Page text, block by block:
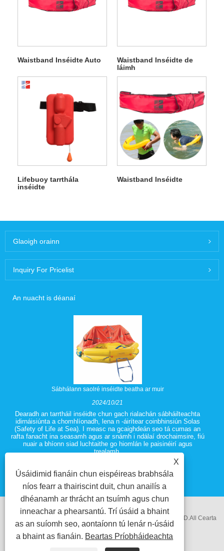
Waistband Inséidte Auto
Waistband Inséidte de
láimh
Lifebuoy tarrthála
inséidte
Waistband Inséidte
Glaoigh orainn
Inquiry For Pricelist
An nuacht is déanaí
Sábhálann saolré inséidte beatha ar muir
2024/10/21
Dearadh an tarrtháil inséidte chun gach rialachán sábháilteachta
idirnáisiúnta a chomhlíonadh, lena n -áirítear coinbhinsiún Solas
(Safety of Life at Sea). I measc na gcaighdeán seo tá cumas an
rafta fanacht ina seasamh agus ar snámh i ndálaí drochaimsire, fiú
nuair a bhíonn siad luchtaithe go hiomlán le paisinéirí agus
trealamh.
Cóipcheart @ 2018 Ningbo Zhenhua Trealamh Leictreach Co.LTD.All Cearta
ar cosaint.
X
Úsáidimid fianáin chun eispéireas brabhsála
níos fearr a thairiscint duit, chun anailís a
dhéanamh ar thrácht an tsuímh agus chun
inneachar a phearsantú. Trí úsáid a bhaint
as an suíomh seo, aontaíonn tú lenár n-úsáid
a bhaint as fianáin. Beartas Príobháideachta